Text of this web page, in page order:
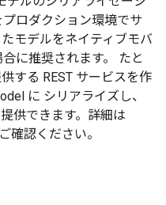
ロダクション環境でサ
モデルをネイティブモバ
に推奨されます。 たと
する REST サービスを作
に シリアライズし、
供できます。詳細は
確認ください。